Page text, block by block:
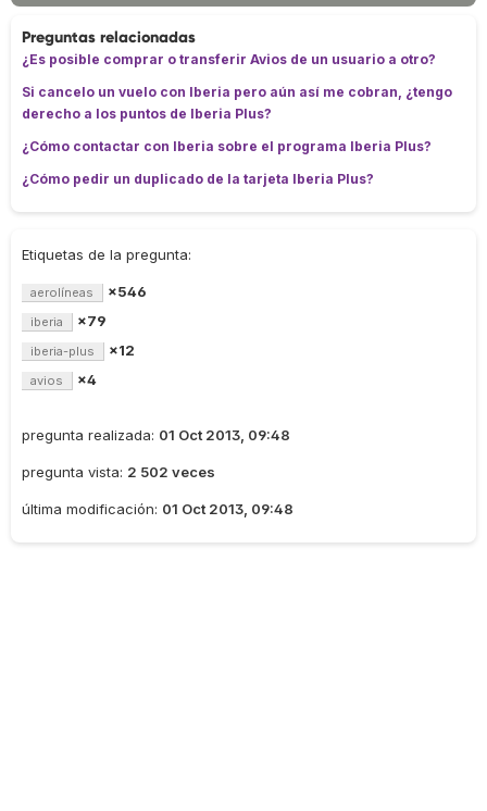
Preguntas relacionadas
¿Es posible comprar o transferir Avios de un usuario a otro?
Si cancelo un vuelo con Iberia pero aún así me cobran, ¿tengo
derecho a los puntos de Iberia Plus?
¿Cómo contactar con Iberia sobre el programa Iberia Plus?
¿Cómo pedir un duplicado de la tarjeta Iberia Plus?
Etiquetas de la pregunta:
aerolíneas ×546
iberia ×79
iberia-plus ×12
avios ×4
pregunta realizada: 01 Oct 2013, 09:48
pregunta vista: 2 502 veces
última modificación: 01 Oct 2013, 09:48